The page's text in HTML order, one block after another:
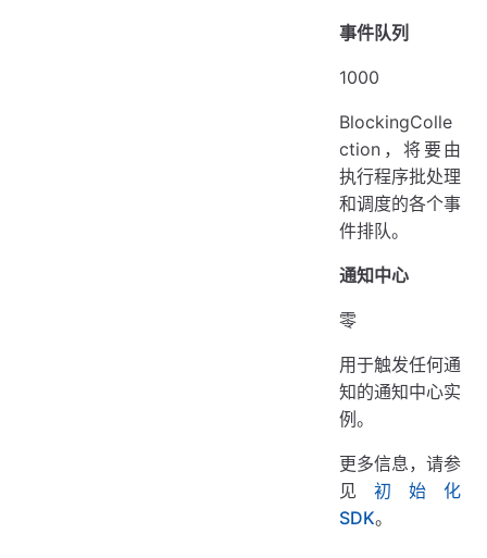
事件队列
1000
BlockingColle
ction，将要由
执行程序批处理
和调度的各个事
件排队。
通知中心
零
用于触发任何通
知的通知中心实
例。
更多信息，请参
见 初始化
SDK。